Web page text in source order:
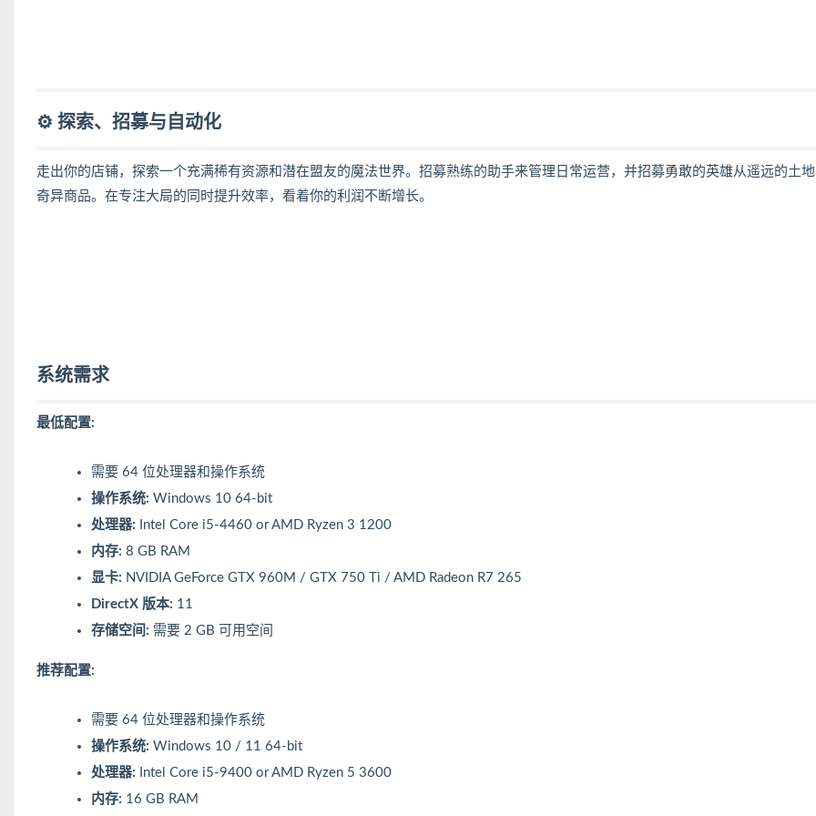
⚙️ 探索、招募与自动化
走出你的店铺，探索一个充满稀有资源和潜在盟友的魔法世界。招募熟练的助手来管理日常运营，并招募勇敢的英雄从遥远的土
奇异商品。在专注大局的同时提升效率，看着你的利润不断增长。
系统需求
最低配置:
需要 64 位处理器和操作系统
操作系统: Windows 10 64-bit
处理器: Intel Core i5-4460 or AMD Ryzen 3 1200
内存: 8 GB RAM
显卡: NVIDIA GeForce GTX 960M / GTX 750 Ti / AMD Radeon R7 265
DirectX 版本: 11
存储空间: 需要 2 GB 可用空间
推荐配置:
需要 64 位处理器和操作系统
操作系统: Windows 10 / 11 64-bit
处理器: Intel Core i5-9400 or AMD Ryzen 5 3600
内存: 16 GB RAM